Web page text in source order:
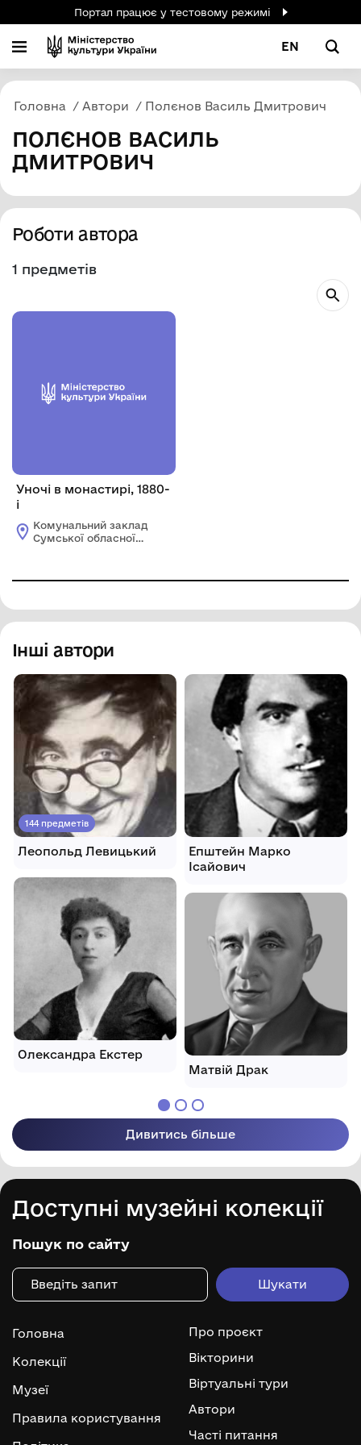
Портал працює у тестовому режимі
EN
Головна Автори Полєнов Василь Дмитрович
ПОЛЄНОВ ВАСИЛЬ
ДМИТРОВИЧ
Роботи автора
1 предметів
Уночі в монастирі, 1880-
і
Комунальний заклад
Сумської обласної
Інші автори
144 предметів
Леопольд Левицький
Олександра Екстер
Епштейн Марко
Ісайович
Матвій Драк
Дивитись більше
Доступні музейні колекції
Пошук по сайту
Головна
Колекції
Музеї
Правила користування
Про проєкт
Вікторини
Віртуальні тури
Автори
Часті питання